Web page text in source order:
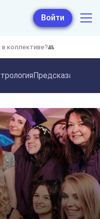
Войти
коллективе?👥